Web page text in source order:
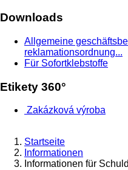
Downloads
Allgemeine
reklamationsordnung...
Für Sofortklebstoffe
Etikety 360°
Zakázková výroba
Startseite
Informationen
Informationen für